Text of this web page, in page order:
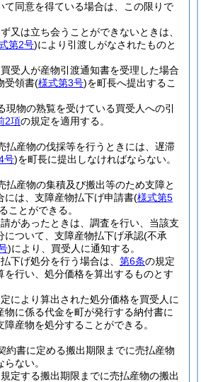
て同意を得ている場合は、この限りで
又は立ち会うことができないときは、
第2号)により引渡しがなされたものと
受人が産物引渡通知書を受理した場合
受領書(様式第3号)を町長へ提出するこ
現物の熟覧を受けている買受人への引
2項の規定を適用する。
払産物の伐採等を行うときには、遅滞
号)を町長に提出しなければならない。
払産物の集積及び搬出等のため支障と
には、支障産物払下げ申請書(様式第5
ことができる。
があったときは、調査を行い、当該支
について、支障産物払下げ承認(不承
)により、買受人に通知する。
下げ処分を行う場合は、 第6条の規定
を行い、処分価格を算出するものとす
により算出された処分価格を買受人に
物に係る代金を町が発行する納付書に
産物を処分することができる。
約書に定める搬出期限までに売払産物
ない。
定する搬出期限までに売払産物の搬出